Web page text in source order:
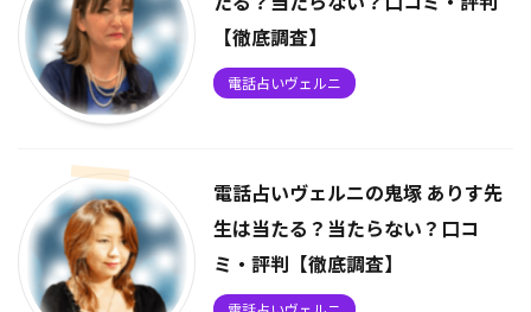
【徹底調査】
電話占いヴェルニ
電話占いヴェルニの鬼塚 ありす先
生は当たる？当たらない？口コ
ミ・評判【徹底調査】